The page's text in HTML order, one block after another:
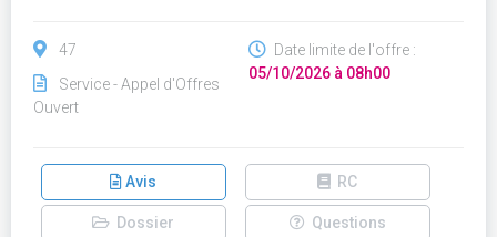
47
Service - Appel d'Offres
Ouvert
Date limite de l'offre :
05/10/2026 à 08h00
Avis RC
Dossier Questions